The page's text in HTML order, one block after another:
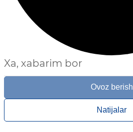
Xa, xabarim bor
Ovoz berish
Natijalar